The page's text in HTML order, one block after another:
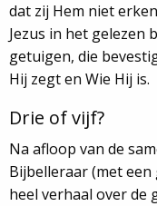
dat zij Hem niet
Jezus in het gelezen
getuigen, die
Hij zegt en Wie Hij is.
Drie of vijf?
Na afloop van de
Bijbelleraar (met een
heel verhaal over de